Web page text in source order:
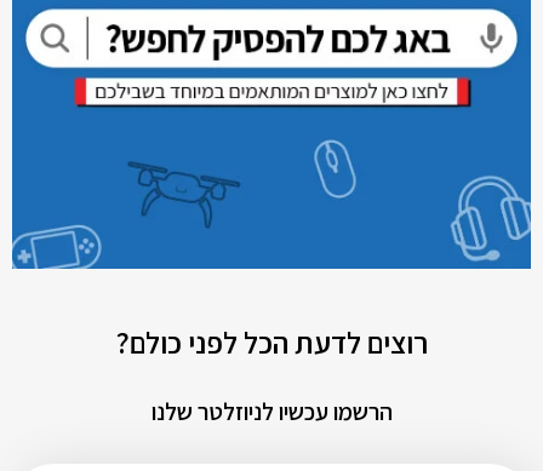
רוצים לדעת הכל לפני כולם?
הרשמו עכשיו לניוזלטר שלנו